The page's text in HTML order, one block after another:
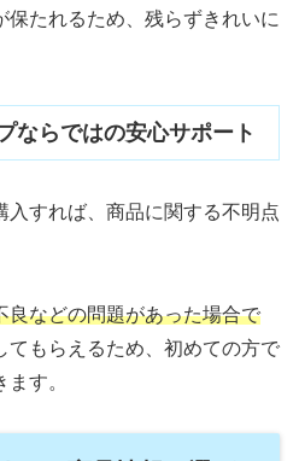
たれるため、残らずきれいに
ならではの安心サポート
入すれば、商品に関する不明点
良などの問題があった場合で
てもらえるため、初めての方で
す。